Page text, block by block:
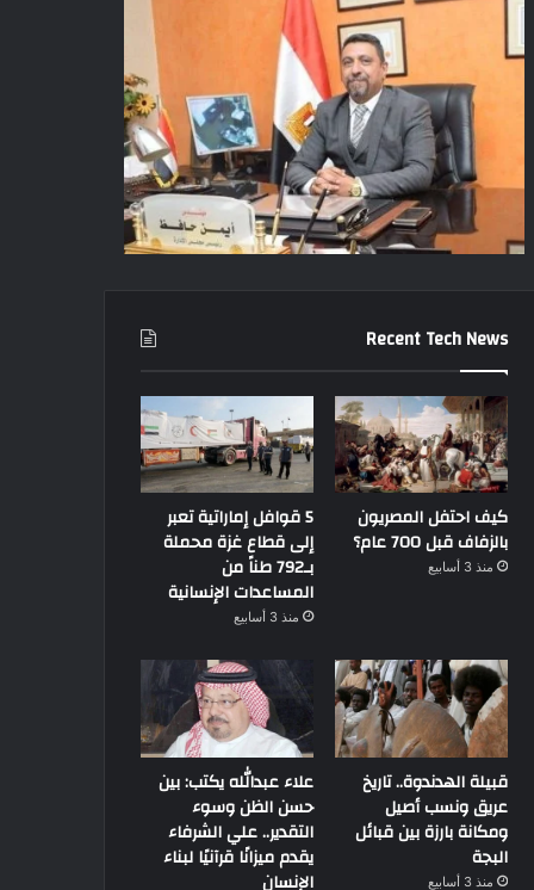
حوارات و تقارير
Recent Tech News
كيف احتفل المصريون
بالزفاف قبل 700 عام؟
منذ 3 أسابيع
5 قوافل إماراتية تعبر
إلى قطاع غزة محملة
بـ792 طناً من
المساعدات الإنسانية
منذ 3 أسابيع
قبيلة الهدندوة.. تاريخ
عريق ونسب أصيل
ومكانة بارزة بين قبائل
البجة
منذ 3 أسابيع
علاء عبدالله يكتب: بين
حسن الظن وسوء
التقدير.. علي الشرفاء
يقدم ميزانًا قرآنيًا لبناء
الإنسان